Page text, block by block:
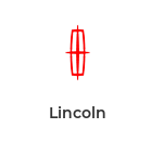
Lincoln